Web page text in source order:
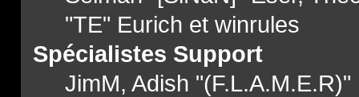
"TE" Eurich et winrules
Spécialistes Support
JimM, Adish